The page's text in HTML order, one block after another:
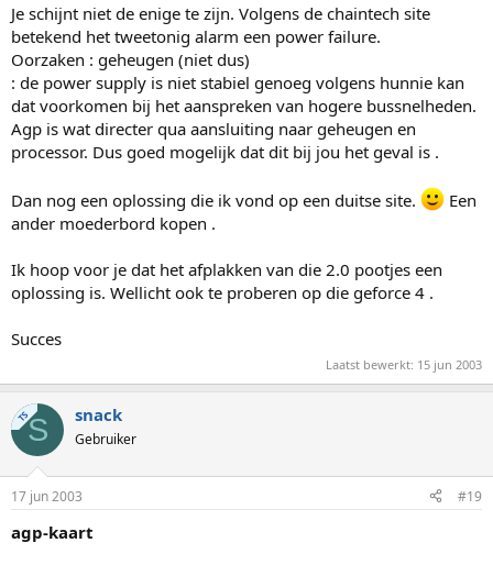
Je schijnt niet de enige te zijn. Volgens de chaintech site
betekend het tweetonig alarm een power failure.
Oorzaken : geheugen (niet dus)
: de power supply is niet stabiel genoeg volgens hunnie kan
dat voorkomen bij het aanspreken van hogere bussnelheden.
Agp is wat directer qua aansluiting naar geheugen en
processor. Dus goed mogelijk dat dit bij jou het geval is .
Dan nog een oplossing die ik vond op een duitse site.
Een
ander moederbord kopen .
Ik hoop voor je dat het afplakken van die 2.0 pootjes een
oplossing is. Wellicht ook te proberen op die geforce 4 .
Succes
Laatst bewerkt: 15 jun 2003
TSS snack
Gebruiker
17 jun 2003 #19
agp-kaart